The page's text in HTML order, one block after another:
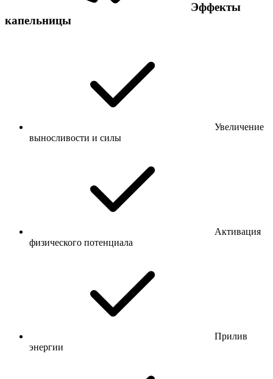
Эффекты
капельницы
Увеличение
выносливости и силы
Активация
физического потенциала
Прилив
энергии